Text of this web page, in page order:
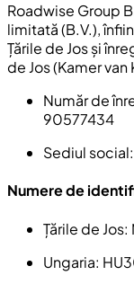
Roadwise Group
limitată (B.V.),
Țările de Jos și
de Jos (Kamer
Număr de
90577434
Sediul social:
Numere de
Țările de Jos:
Ungaria: